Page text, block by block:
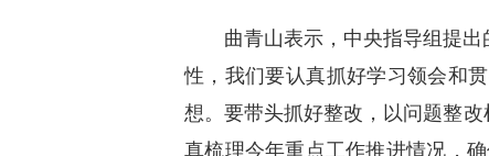
曲青山表示，中央指导组提
性，我们要认真抓好学习领会和
想。要带头抓好整改，以问题整
真梳理今年重点工作推进情况，